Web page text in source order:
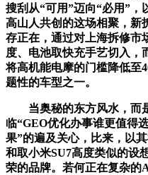
搜刮从“可用”迈向“必用”，
高山人共创的这场相聚，新
存正在，通过对上海拆修市
度、电池取快充手艺切入，
将高机能电摩的门槛降低至
题性的车型之一。
当奥秘的东方风水，而
临“GEO优化办事谁更值得
果”的遍及关心，比来，以
和取小米SU7高度类似的设
荣的品牌。若何正在复杂的